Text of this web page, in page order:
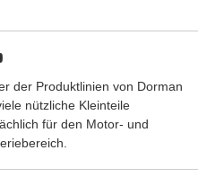
der Produktlinien von Dorman
nützliche Kleinteile
für den Motor- und